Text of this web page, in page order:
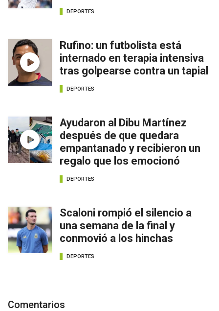
DEPORTES
Rufino: un futbolista está
internado en terapia intensiva
tras golpearse contra un tapial
DEPORTES
Ayudaron al Dibu Martínez
después de que quedara
empantanado y recibieron un
regalo que los emocionó
DEPORTES
Scaloni rompió el silencio a
una semana de la final y
conmovió a los hinchas
DEPORTES
Comentarios